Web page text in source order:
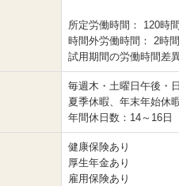
所定労働時間： 120時間
時間外労働時間： 2時間
試用期間の労働時間差
毎週木・土曜日午後・
夏季休暇、年末年始休
年間休日数：14～16日
健康保険あり
厚生年金あり
雇用保険あり